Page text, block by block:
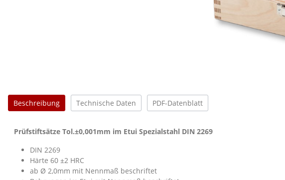
Beschreibung Technische Daten PDF-Datenblatt
Prüfstiftsätze Tol.±0,001mm im Etui Spezialstahl DIN 2269
DIN 2269
Härte 60 ±2 HRC
ab Ø 2,0mm mit Nennmaß beschriftet